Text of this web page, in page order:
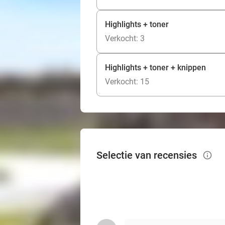
Highlights + toner
Verkocht: 3
Highlights + toner + knippen
Verkocht: 15
Selectie van recensies info_outlined